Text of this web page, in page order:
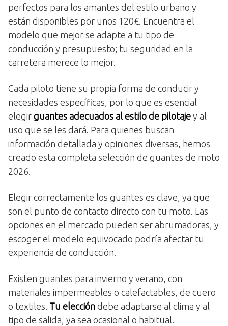
perfectos para los amantes del estilo urbano y
están disponibles por unos 120€. Encuentra el
modelo que mejor se adapte a tu tipo de
conducción y presupuesto; tu seguridad en la
carretera merece lo mejor.
Cada piloto tiene su propia forma de conducir y
necesidades específicas, por lo que es esencial
elegir guantes adecuados al estilo de pilotaje y al
uso que se les dará. Para quienes buscan
información detallada y opiniones diversas, hemos
creado esta completa selección de guantes de moto
2026.
Elegir correctamente los guantes es clave, ya que
son el punto de contacto directo con tu moto. Las
opciones en el mercado pueden ser abrumadoras, y
escoger el modelo equivocado podría afectar tu
experiencia de conducción.
Existen guantes para invierno y verano, con
materiales impermeables o calefactables, de cuero
o textiles. Tu elección debe adaptarse al clima y al
tipo de salida, ya sea ocasional o habitual.